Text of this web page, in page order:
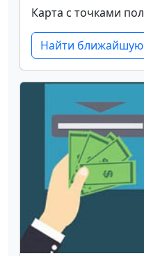
Карта с точками
Найти ближайшую